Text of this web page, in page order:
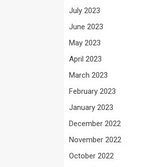
July 2023
June 2023
May 2023
April 2023
March 2023
February 2023
January 2023
December 2022
November 2022
October 2022